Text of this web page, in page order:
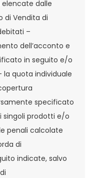
dalle
di Vendita di
–
dell’acconto e
in seguito e/o
la quota individuale
specificato
singoli prodotti e/o
penali calcolate
di
indicate, salvo